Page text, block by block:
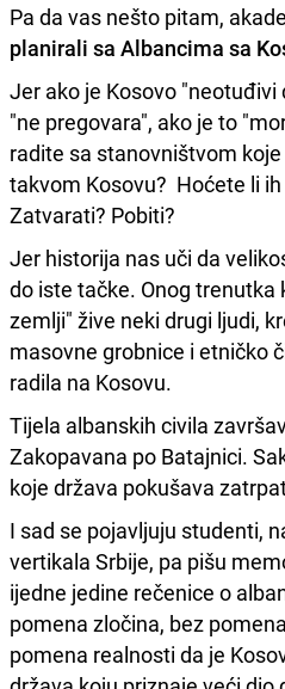
Pa da vas nešto pitam,
planirali sa Albancima sa
Jer ako je Kosovo "neotuđivi
"ne pregovara", ako je to
radite sa stanovništvom
takvom Kosovu? Hoćete li
Zatvarati? Pobiti?
Jer historija nas uči da
do iste tačke. Onog trenutka
zemlji" žive neki drugi ljudi,
masovne grobnice i etničko
radila na Kosovu.
Tijela albanskih civila
Zakopavana po Batajnici.
koje država pokušava
I sad se pojavljuju studenti,
vertikala Srbije, pa pišu
ijedne jedine rečenice o
pomena zločina, bez
pomena realnosti da je